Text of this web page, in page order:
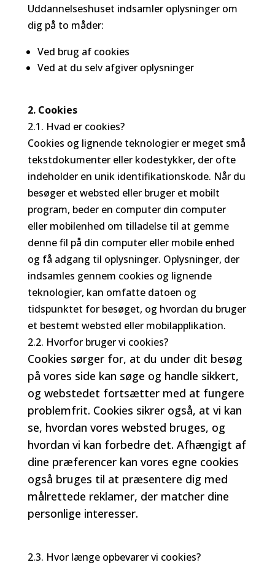
Uddannelseshuset indsamler oplysninger om
dig på to måder:
Ved brug af cookies
Ved at du selv afgiver oplysninger
2. Cookies
2.1. Hvad er cookies?
Cookies og lignende teknologier er meget små
tekstdokumenter eller kodestykker, der ofte
indeholder en unik identifikationskode. Når du
besøger et websted eller bruger et mobilt
program, beder en computer din computer
eller mobilenhed om tilladelse til at gemme
denne fil på din computer eller mobile enhed
og få adgang til oplysninger. Oplysninger, der
indsamles gennem cookies og lignende
teknologier, kan omfatte datoen og
tidspunktet for besøget, og hvordan du bruger
et bestemt websted eller mobilapplikation.
2.2. Hvorfor bruger vi cookies?
Cookies sørger for, at du under dit besøg
på vores side kan søge og handle sikkert,
og webstedet fortsætter med at fungere
problemfrit. Cookies sikrer også, at vi kan
se, hvordan vores websted bruges, og
hvordan vi kan forbedre det. Afhængigt af
dine præferencer kan vores egne cookies
også bruges til at præsentere dig med
målrettede reklamer, der matcher dine
personlige interesser.
2.3. Hvor længe opbevarer vi cookies?